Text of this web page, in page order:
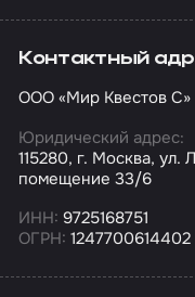
Контактный
ООО «Мир Квестов С»
Юридический адрес:
115280, г. Москва, ул.
помещение 33/6
ИНН: 9725168751
ОГРН: 1247700614402